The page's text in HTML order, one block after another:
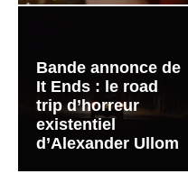
Bande annonce de
It Ends : le road
trip d’horreur
existentiel
d’Alexander Ullom